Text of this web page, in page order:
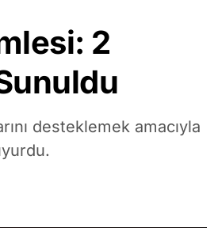
2
desteklemek amacıyla